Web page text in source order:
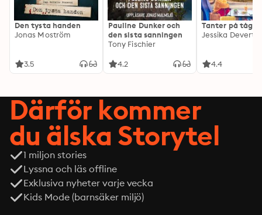
Den tysta handen
Jonas Moström
3.5
Pauline Dunker och
den sista sanningen
Tony Fischier
4.2
Tanter på tåg
Jessika Devert
4.4
Därför kommer
du älska Storytel
1 miljon stories
Lyssna och läs offline
Exklusiva nyheter varje vecka
Kids Mode (barnsäker miljö)